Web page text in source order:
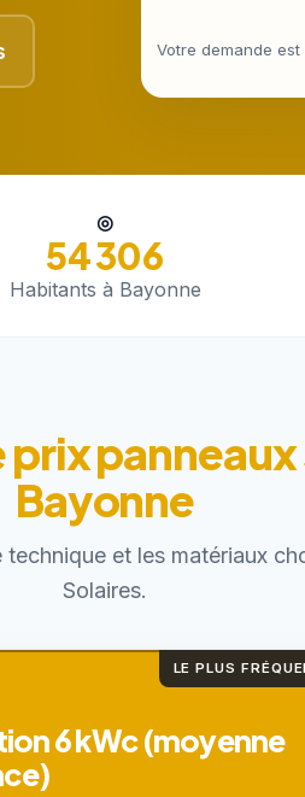
Votre demande est
◎
54 306
Habitants à Bayonne
panneaux
Bayonne
et les matériaux
Solaires.
LE PLUS
6 kWc (moyenne